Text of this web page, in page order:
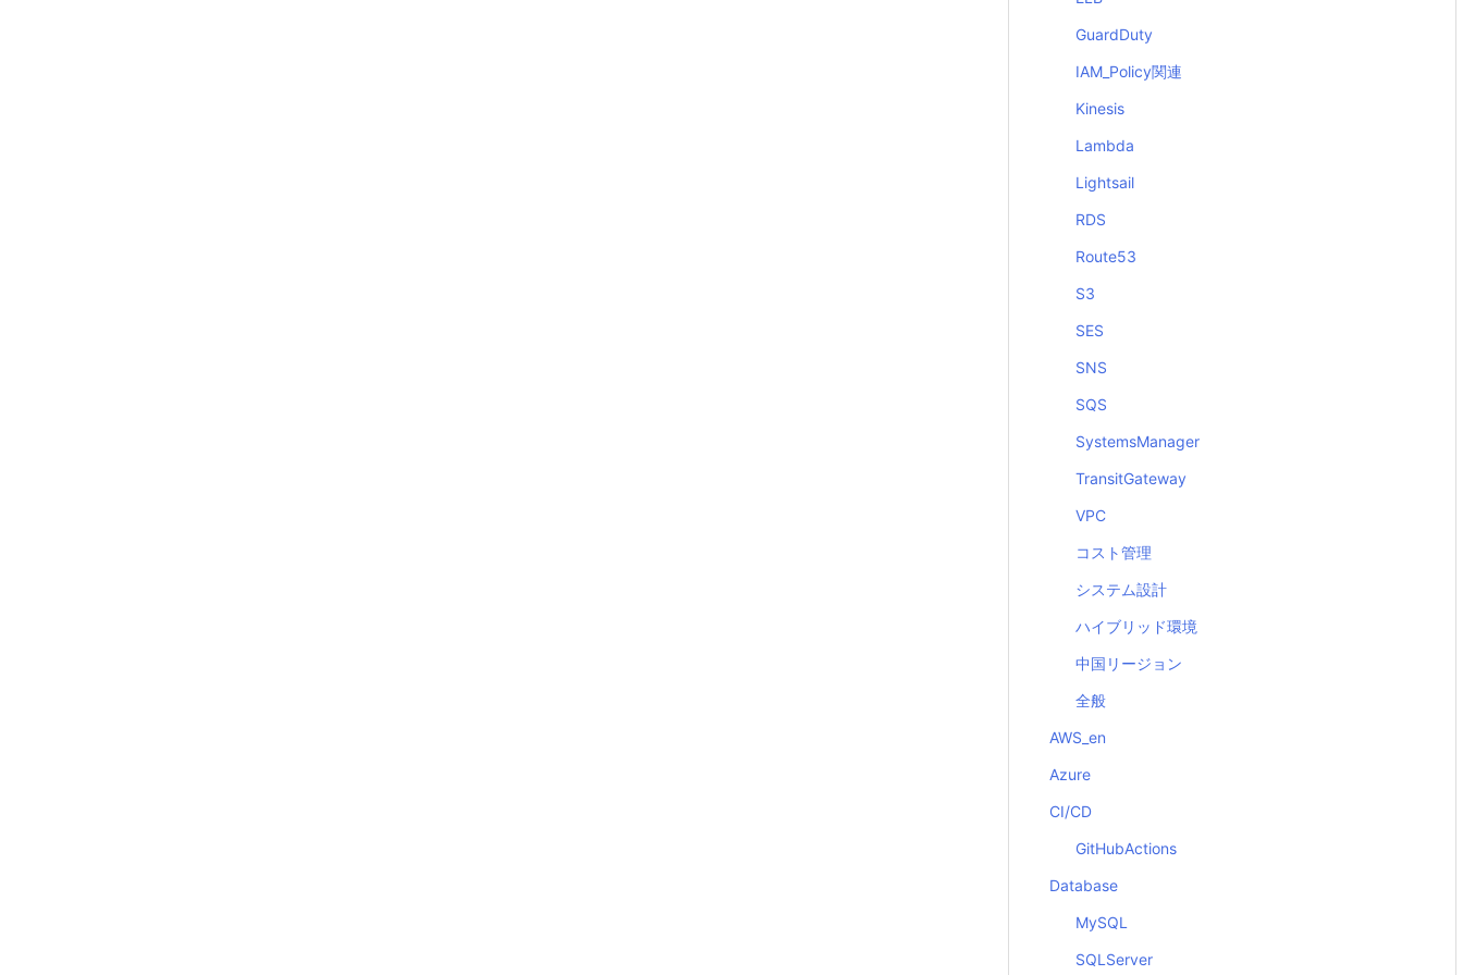
GuardDuty
IAM_Policy関連
Kinesis
Lambda
Lightsail
RDS
Route53
S3
SES
SNS
SQS
SystemsManager
TransitGateway
VPC
コスト管理
システム設計
ハイブリッド環境
中国リージョン
全般
AWS_en
Azure
CI/CD
GitHubActions
Database
MySQL
SQLServer